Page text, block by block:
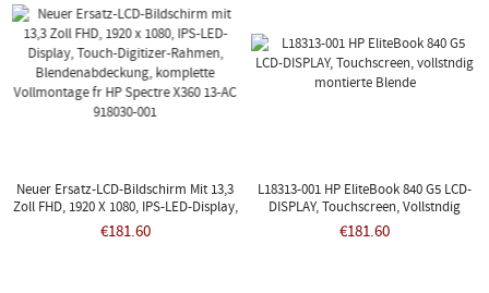
Neuer Ersatz-LCD-Bildschirm Mit 13,3
Zoll FHD, 1920 X 1080, IPS-LED-Display,
Touch-Digitizer-Rahmen,
Blendenabdeckung, Komplette
€181.60
L18313-001 HP EliteBook 840 G5 LCD-
DISPLAY, Touchscreen, Vollstndig
Montierte Blende
€181.60